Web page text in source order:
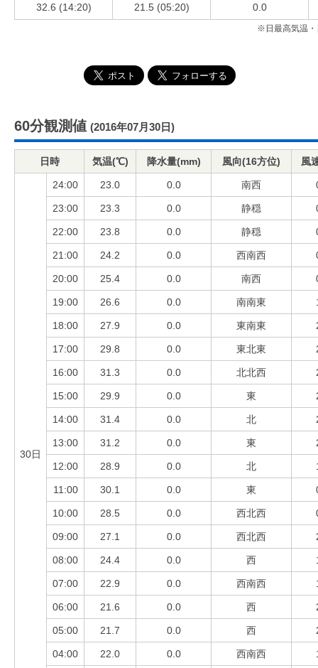
32.6 (14:20) 21.5 (05:20) 0.0
※日最高気温・
60分観測値 (2016年07月30日)
日時 気温(℃) 降水量(mm) 風向(16方位) 風
30日
24:00 23.0 0.0 南西
23:00 23.3 0.0 静穏
22:00 23.8 0.0 静穏
21:00 24.2 0.0 西南西
20:00 25.4 0.0 南西
19:00 26.6 0.0 南南東
18:00 27.9 0.0 東南東
17:00 29.8 0.0 東北東
16:00 31.3 0.0 北北西
15:00 29.9 0.0 東
14:00 31.4 0.0 北
13:00 31.2 0.0 東
12:00 28.9 0.0 北
11:00 30.1 0.0 東
10:00 28.5 0.0 西北西
09:00 27.1 0.0 西北西
08:00 24.4 0.0 西
07:00 22.9 0.0 西南西
06:00 21.6 0.0 西
05:00 21.7 0.0 西
04:00 22.0 0.0 西南西